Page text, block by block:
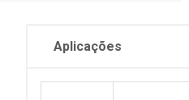
Aplicações